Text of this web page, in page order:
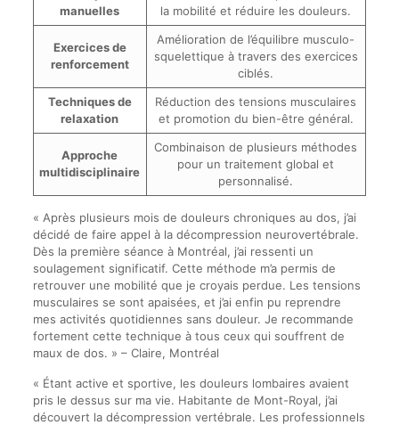
manuelles
la mobilité et réduire les douleurs.
Exercices de
renforcement
Amélioration de l’équilibre musculo-
squelettique à travers des exercices
ciblés.
Techniques de
relaxation
Réduction des tensions musculaires
et promotion du bien-être général.
Approche
multidisciplinaire
Combinaison de plusieurs méthodes
pour un traitement global et
personnalisé.
« Après plusieurs mois de douleurs chroniques au dos, j’ai
décidé de faire appel à la décompression neurovertébrale.
Dès la première séance à Montréal, j’ai ressenti un
soulagement significatif. Cette méthode m’a permis de
retrouver une mobilité que je croyais perdue. Les tensions
musculaires se sont apaisées, et j’ai enfin pu reprendre
mes activités quotidiennes sans douleur. Je recommande
fortement cette technique à tous ceux qui souffrent de
maux de dos. » – Claire, Montréal
« Étant active et sportive, les douleurs lombaires avaient
pris le dessus sur ma vie. Habitante de Mont-Royal, j’ai
découvert la décompression vertébrale. Les professionnels